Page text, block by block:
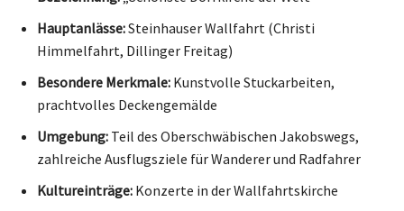
Hauptanlässe:Steinhauser Wallfahrt (Christi
Himmelfahrt, Dillinger Freitag)
Besondere Merkmale: Kunstvolle Stuckarbeiten,
prachtvolles Deckengemälde
Umgebung: Teil des Oberschwäbischen Jakobswegs,
zahlreiche Ausflugsziele für Wanderer und Radfahrer
Kultureinträge: Konzerte in der Wallfahrtskirche